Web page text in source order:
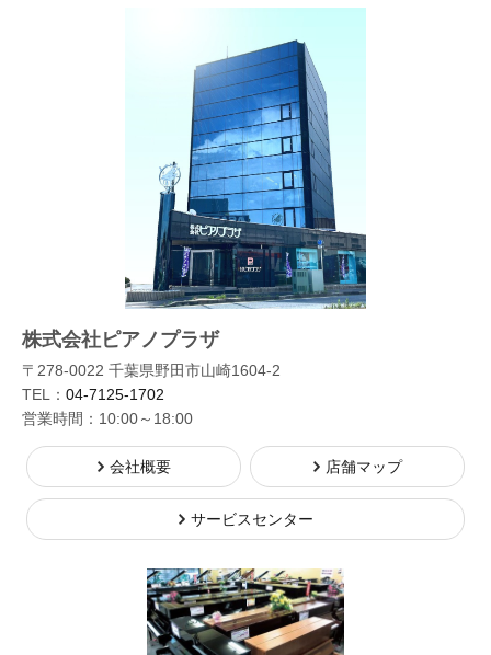
株式会社ピアノプラザ
〒278-0022 千葉県野田市山崎1604-2
TEL： 04-7125-1702
営業時間：10:00～18:00
会社概要 店舗マップ
サービスセンター